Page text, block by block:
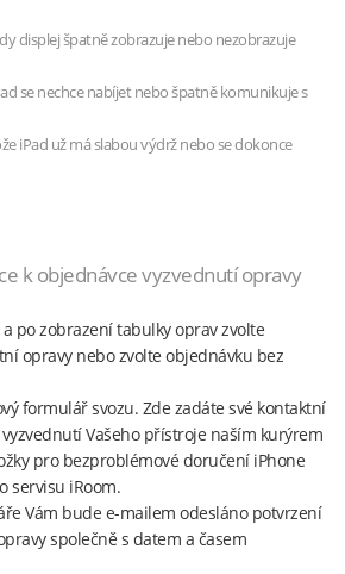
displej špatně zobrazuje nebo nezobrazuje
se nechce nabíjet nebo špatně komunikuje s
iPad už má slabou výdrž nebo se dokonce
k objednávce vyzvednutí opravy
po zobrazení tabulky oprav zvolte
opravy nebo zvolte objednávku bez
formulář svozu. Zde zadáte své kontaktní
Vašeho přístroje naším kurýrem
pro bezproblémové doručení iPhone
servisu iRoom.
Vám bude e-mailem odesláno potvrzení
společně s datem a časem